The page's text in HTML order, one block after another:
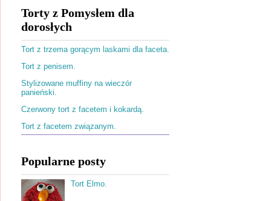
Torty z Pomysłem dla
dorosłych
Tort z trzema gorącym laskami dla faceta.
Tort z penisem.
Stylizowane muffiny na wieczór
panieński.
Czerwony tort z facetem i kokardą.
Tort z facetem związanym.
Popularne posty
Tort Elmo.